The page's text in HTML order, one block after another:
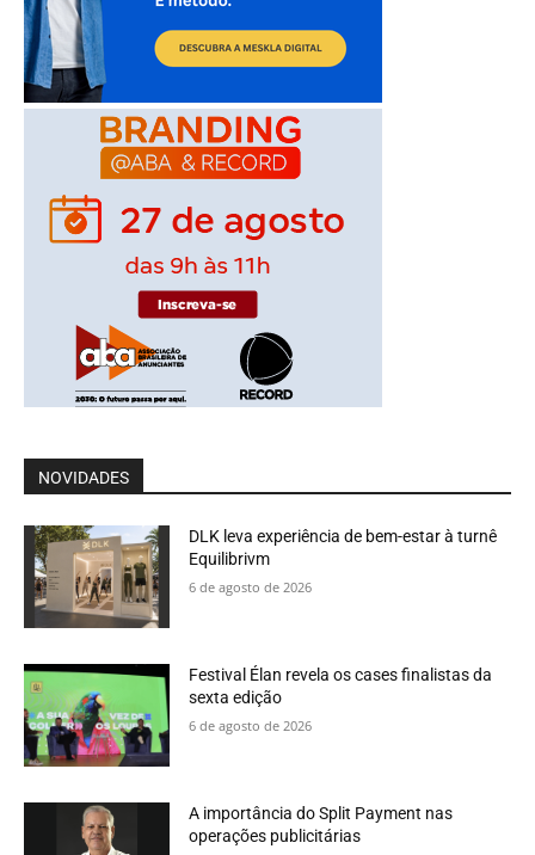
NOVIDADES
DLK leva experiência de bem-estar à turnê
Equilibrivm
6 de agosto de 2026
Festival Élan revela os cases finalistas da
sexta edição
6 de agosto de 2026
A importância do Split Payment nas
operações publicitárias